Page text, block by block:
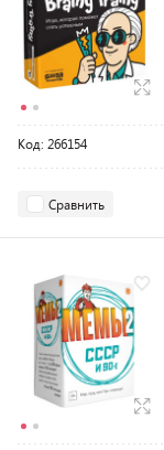
Код: 266154
Сравнить